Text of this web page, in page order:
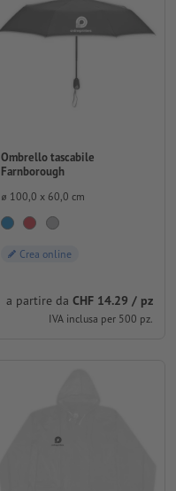
Ombrello tascabile
Farnborough
⌀ 100,0 x 60,0 cm
Crea online
a partire da CHF 14.29 / pz
IVA inclusa per 500 pz.